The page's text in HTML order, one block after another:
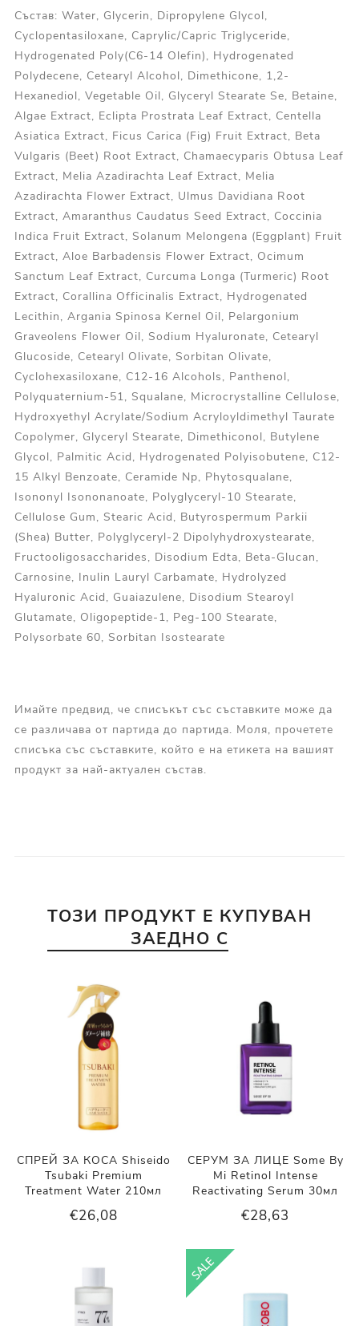
Състав: Water, Glycerin, Dipropylene Glycol,
Cyclopentasiloxane, Caprylic/Capric Triglyceride,
Hydrogenated Poly(C6-14 Olefin), Hydrogenated
Polydecene, Cetearyl Alcohol, Dimethicone, 1,2-
Hexanediol, Vegetable Oil, Glyceryl Stearate Se, Betaine,
Algae Extract, Eclipta Prostrata Leaf Extract, Centella
Asiatica Extract, Ficus Carica (Fig) Fruit Extract, Beta
Vulgaris (Beet) Root Extract, Chamaecyparis Obtusa Leaf
Extract, Melia Azadirachta Leaf Extract, Melia
Azadirachta Flower Extract, Ulmus Davidiana Root
Extract, Amaranthus Caudatus Seed Extract, Coccinia
Indica Fruit Extract, Solanum Melongena (Eggplant) Fruit
Extract, Aloe Barbadensis Flower Extract, Ocimum
Sanctum Leaf Extract, Curcuma Longa (Turmeric) Root
Extract, Corallina Officinalis Extract, Hydrogenated
Lecithin, Argania Spinosa Kernel Oil, Pelargonium
Graveolens Flower Oil, Sodium Hyaluronate, Cetearyl
Glucoside, Cetearyl Olivate, Sorbitan Olivate,
Cyclohexasiloxane, C12-16 Alcohols, Panthenol,
Polyquaternium-51, Squalane, Microcrystalline Cellulose,
Hydroxyethyl Acrylate/Sodium Acryloyldimethyl Taurate
Copolymer, Glyceryl Stearate, Dimethiconol, Butylene
Glycol, Palmitic Acid, Hydrogenated Polyisobutene, C12-
15 Alkyl Benzoate, Ceramide Np, Phytosqualane,
Isononyl Isononanoate, Polyglyceryl-10 Stearate,
Cellulose Gum, Stearic Acid, Butyrospermum Parkii
(Shea) Butter, Polyglyceryl-2 Dipolyhydroxystearate,
Fructooligosaccharides, Disodium Edta, Beta-Glucan,
Carnosine, Inulin Lauryl Carbamate, Hydrolyzed
Hyaluronic Acid, Guaiazulene, Disodium Stearoyl
Glutamate, Oligopeptide-1, Peg-100 Stearate,
Polysorbate 60, Sorbitan Isostearate
Имайте предвид, че списъкът със съставките може да
се различава от партида до партида. Моля, прочетете
списъка със съставките, който е на етикета на вашият
продукт за най-актуален състав.
ТОЗИ ПРОДУКТ Е КУПУВАН
ЗАЕДНО С
СПРЕЙ ЗА КОСА Shiseido
Tsubaki Premium
Treatment Water 210мл
€26,08
СЕРУМ ЗА ЛИЦЕ Some By
Mi Retinol Intense
Reactivating Serum 30мл
€28,63